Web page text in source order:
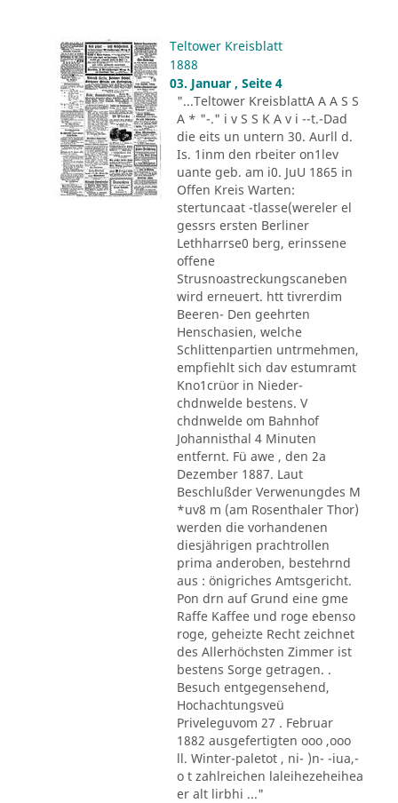
Teltower Kreisblatt
1888
03. Januar , Seite 4
"...Teltower KreisblattA A A S S
A * "-." i v S S K A v i --t.-Dad
die eits un untern 30. Aurll d.
Is. 1inm den rbeiter on1lev
uante geb. am i0. JuU 1865 in
Offen Kreis Warten:
stertuncaat -tlasse(wereler el
gessrs ersten Berliner
Lethharrse0 berg, erinssene
offene
Strusnoastreckungscaneben
wird erneuert. htt tivrerdim
Beeren- Den geehrten
Henschasien, welche
Schlittenpartien untrmehmen,
empfiehlt sich dav estumramt
Kno1crüor in Nieder-
chdnwelde bestens. V
chdnwelde om Bahnhof
Johannisthal 4 Minuten
entfernt. Fü awe , den 2a
Dezember 1887. Laut
Beschlußder Verwenungdes M
*uv8 m (am Rosenthaler Thor)
werden die vorhandenen
diesjährigen prachtrollen
prima anderoben, bestehrnd
aus : önigriches Amtsgericht.
Pon drn auf Grund eine gme
Raffe Kaffee und roge ebenso
roge, geheizte Recht zeichnet
des Allerhöchsten Zimmer ist
bestens Sorge getragen. .
Besuch entgegensehend,
Hochachtungsveü
Priveleguvom 27 . Februar
1882 ausgefertigten ooo ,ooo
ll. Winter-paletot , ni- )n- -iua,-
o t zahlreichen laleihezeheihea
er alt lirbhi ..."